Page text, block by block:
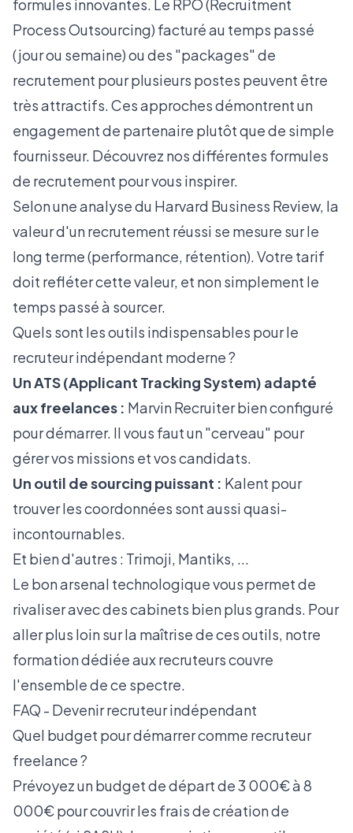
formules innovantes. Le RPO (Recruitment
Process Outsourcing) facturé au temps passé
(jour ou semaine) ou des "packages" de
recrutement pour plusieurs postes peuvent être
très attractifs. Ces approches démontrent un
engagement de partenaire plutôt que de simple
fournisseur. Découvrez nosdifférentes formules
de recrutement pour vous inspirer.
Selon une analyse du Harvard Business Review, la
valeur d'un recrutement réussi se mesure sur le
long terme (performance, rétention). Votre tarif
doit refléter cette valeur, et non simplement le
temps passé à sourcer.
Quels sont les outils indispensables pour le
recruteur indépendant moderne ?
Un ATS (Applicant Tracking System) adapté
aux freelances : Marvin Recruiter bien configuré
pour démarrer. Il vous faut un "cerveau" pour
gérer vos missions et vos candidats.
Un outil de sourcing puissant : Kalent pour
trouver les coordonnées sont aussi quasi-
incontournables.
Et bien d'autres : Trimoji, Mantiks, ...
Le bon arsenal technologique vous permet de
rivaliser avec des cabinets bien plus grands. Pour
aller plus loin sur la maîtrise de ces outils, notre
formation dédiée aux recruteurscouvre
l'ensemble de ce spectre.
FAQ - Devenir recruteur indépendant
Quel budget pour démarrer comme recruteur
freelance ?
Prévoyez un budget de départ de 3 000€ à 8
000€ pour couvrir les frais de création de